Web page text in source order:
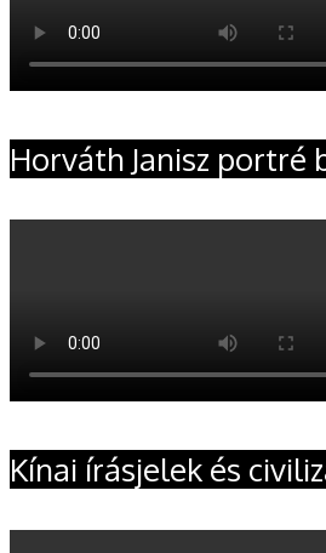
Horváth Janisz portré
Kínai írásjelek és